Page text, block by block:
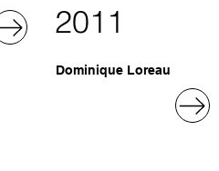
2011
Dominique Loreau